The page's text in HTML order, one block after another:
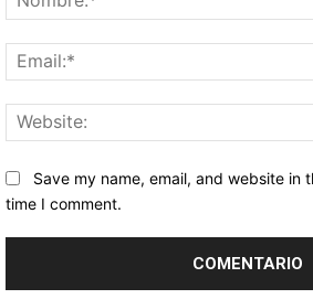
Save my name, email, and website in
time I comment.